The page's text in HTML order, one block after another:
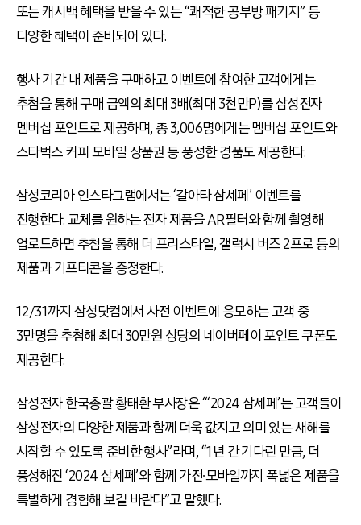
또는 캐시백 혜택을 받을 수 있는“쾌적한 공부방 패키지”등
다양한 혜택이 준비되어 있다.
행사 기간 내 제품을 구매하고 이벤트에 참여한 고객에게는
추첨을 통해 구매 금액의 최대 3배(최대 3천만P)를 삼성전자
멤버십 포인트로 제공하며,총3,006명에게는 멤버십 포인트와
스타벅스 커피 모바일 상품권 등 풍성한 경품도 제공한다.
삼성코리아 인스타그램에서는‘갈아타 삼세페’ 이벤트를
진행한다.교체를 원하는 전자 제품을AR필터와 함께 촬영해
업로드하면 추첨을 통해 더 프리스타일,갤럭시 버즈2프로 등의
제품과 기프티콘을 증정한다.
12/31까지 삼성닷컴에서 사전 이벤트에 응모하는 고객 중
3만명을 추첨해 최대 30만원 상당의 네이버페이 포인트 쿠폰도
제공한다.
삼성전자 한국총괄 황태환 부사장은“‘2024삼세페’는 고객들이
삼성전자의 다양한 제품과 함께 더욱 값지고 의미 있는 새해를
시작할 수 있도록 준비한 행사”라며, “1년 간 기다린 만큼, 더
풍성해진‘2024삼세페’와 함께 가전∙모바일까지 폭넓은 제품을
특별하게 경험해 보길 바란다”고 말했다.